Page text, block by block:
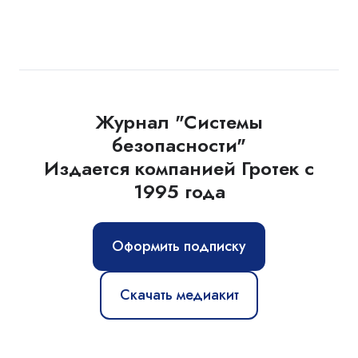
Журнал "Системы
безопасности"
Издается компанией Гротек с
1995 года
Оформить подписку
Скачать медиакит